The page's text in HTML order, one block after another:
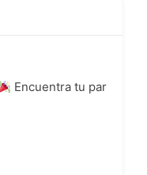
Encuentra tu par